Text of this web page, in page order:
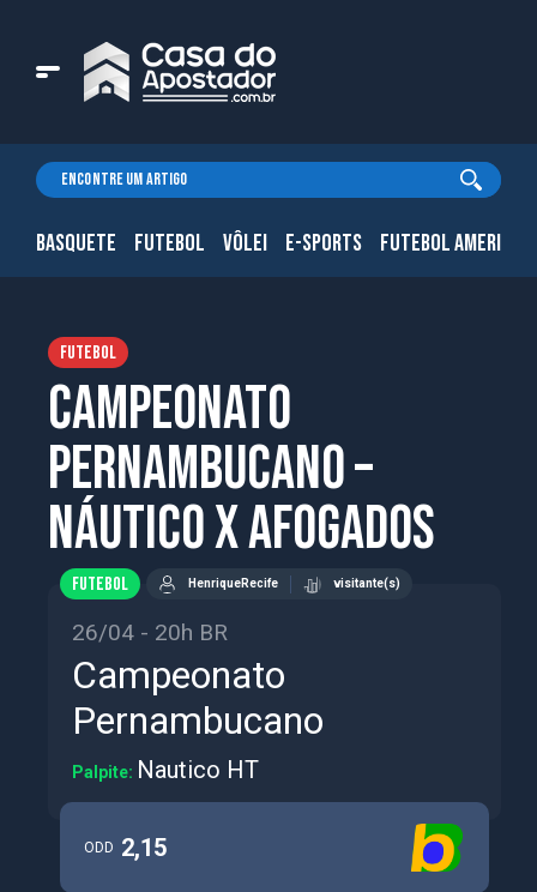
BASQUETE FUTEBOL VÔLEI E-SPORTS FUTEBOL
FUTEBOL
Campeonato
Pernambucano –
Náutico x Afogados
FUTEBOL HenriqueRecife visitante(s)
26/04 - 20h BR
Campeonato
Pernambucano
Palpite: Nautico HT
ODD 2,15